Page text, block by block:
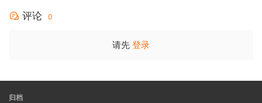
评论 0
请先 登录
归档